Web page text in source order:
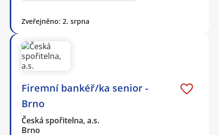
Zveřejněno: 2. srpna
Firemní bankéř/ka senior -
Brno
Česká spořitelna, a.s.
Brno